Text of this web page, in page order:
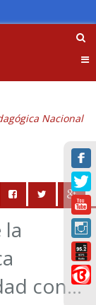
Nacional
con...